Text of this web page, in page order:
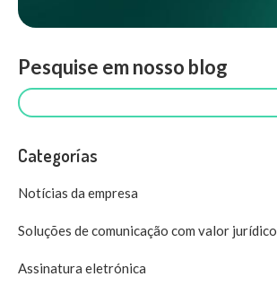
Pesquise em nosso blog
Categorías
Notícias da empresa
Soluções de comunicação com valor jurídico
Assinatura eletrónica